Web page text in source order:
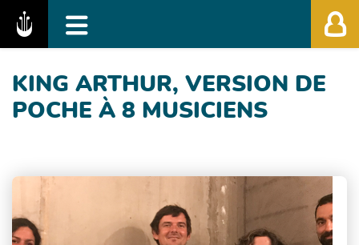
Fédération des Festivals de Musique
KING ARTHUR, VERSION DE
POCHE À 8 MUSICIENS